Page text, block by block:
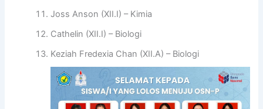
Joss Anson (XII.I) – Kimia
Cathelin (XII.I) – Biologi
Keziah Fredexia Chan (XII.A) – Biologi